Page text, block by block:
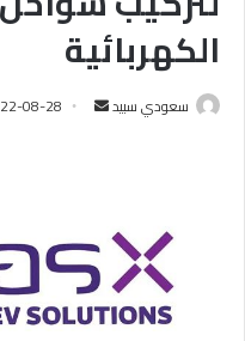
الكهربائية
سعودي سبيد
ر
ي
د
08-28